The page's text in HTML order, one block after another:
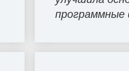
программные